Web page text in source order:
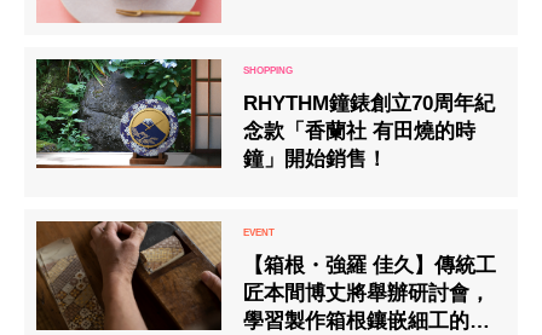
RHYTHM鐘錶創立70周年紀
念款「香蘭社 有田燒的時
鐘」開始銷售！
【箱根・強羅 佳久】傳統工
匠本間博丈將舉辦研討會，
學習製作箱根鑲嵌細工的樂